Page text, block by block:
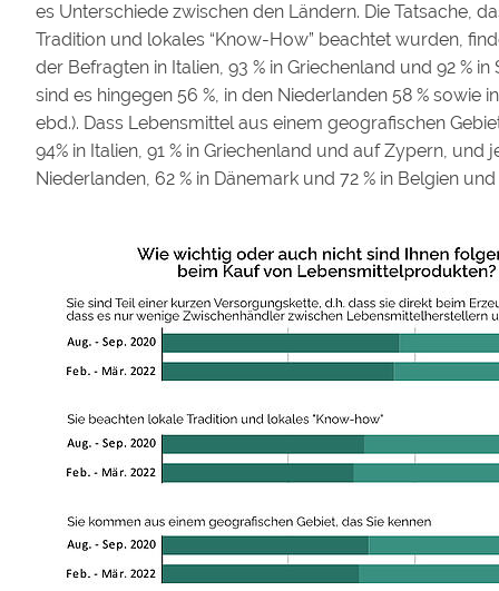
es Unterschiede zwischen den Ländern. Die Tatsache,
Tradition und lokales “Know-How” beachtet wurden,
der Befragten in Italien, 93 % in Griechenland und 92 %
sind es hingegen 56 %, in den Niederlanden 58 % sowie
ebd.). Dass Lebensmittel aus einem geografischen
94% in Italien, 91 % in Griechenland und auf Zypern,
Niederlanden, 62 % in Dänemark und 72 % in Belgien